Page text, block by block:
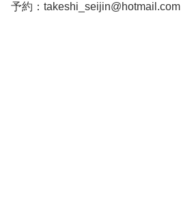
予約：takeshi_seijin@hotmail.com